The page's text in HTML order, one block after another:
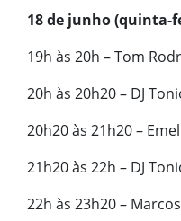
18 de junho (quinta-
19h às 20h – Tom
20h às 20h20 – DJ
20h20 às 21h20 –
21h20 às 22h – DJ
22h às 23h20 –